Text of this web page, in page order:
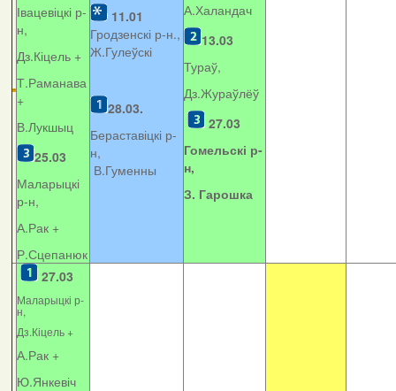
Івацевіцкі р-
н,
Дз.Кіцель +
Т.Раманава
+
В.Лукшыц
25.03
Маларыцкі
р-н,
А.Рак +
Р.Сцепанюк
11.01
Гродзенскі р-н.,
Ж.Гулеўскі
28.03.
Бераставіцкі р-
н,
В.Гуменны
А.Халандач
13.03
Тураў,
Дз.Жураўлёў
27.03
Гомельскі р-
н,
З. Гарошка
27.03
Маларыцкі р-
н,
Дз.Кіцель +
А.Рак +
Ю.Янкевіч